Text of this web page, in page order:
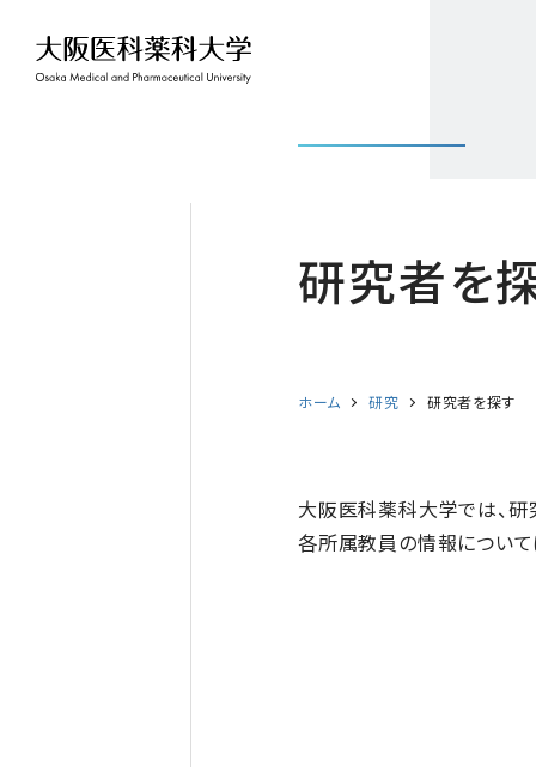
研究者を
ホーム 研究 研究者を探す
大阪医科薬科大学では、
各所属教員の情報について